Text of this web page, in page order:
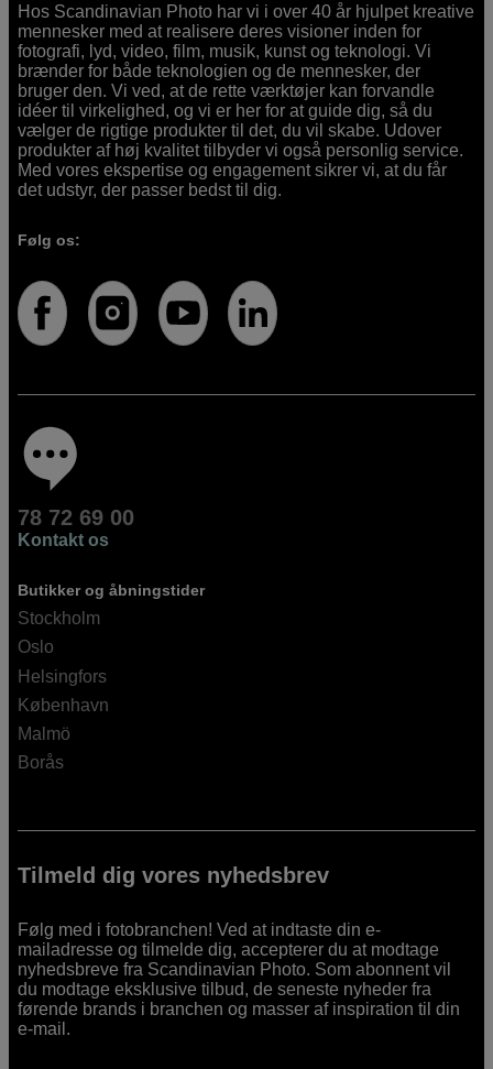
Hos Scandinavian Photo har vi i over 40 år hjulpet kreative
mennesker med at realisere deres visioner inden for
fotografi, lyd, video, film, musik, kunst og teknologi. Vi
brænder for både teknologien og de mennesker, der
bruger den. Vi ved, at de rette værktøjer kan forvandle
idéer til virkelighed, og vi er her for at guide dig, så du
vælger de rigtige produkter til det, du vil skabe. Udover
produkter af høj kvalitet tilbyder vi også personlig service.
Med vores ekspertise og engagement sikrer vi, at du får
det udstyr, der passer bedst til dig.
Følg os:
78 72 69 00
Kontakt os
Butikker og åbningstider
Stockholm
Oslo
Helsingfors
København
Malmö
Borås
Tilmeld dig vores nyhedsbrev
Følg med i fotobranchen! Ved at indtaste din e-
mailadresse og tilmelde dig, accepterer du at modtage
nyhedsbreve fra Scandinavian Photo. Som abonnent vil
du modtage eksklusive tilbud, de seneste nyheder fra
førende brands i branchen og masser af inspiration til din
e-mail.